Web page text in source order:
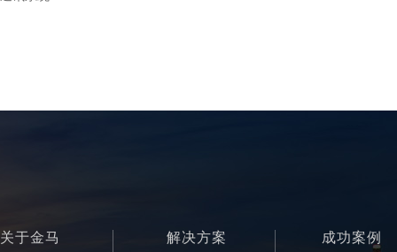
关于金马 解决方案 成功案例